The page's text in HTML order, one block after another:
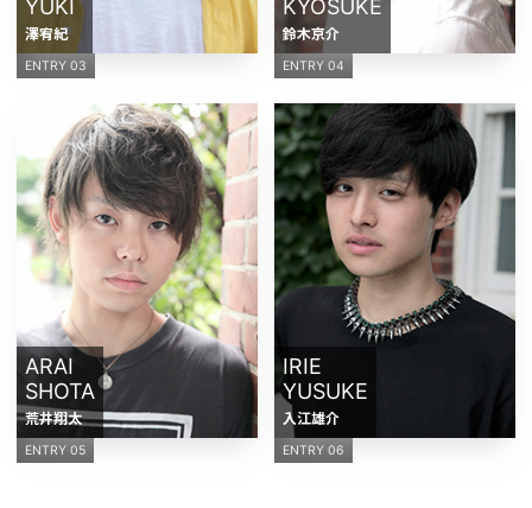
YUKI
澤宥紀
ENTRY 03
KYOSUKE
鈴木京介
ENTRY 04
ARAI
SHOTA
荒井翔太
ENTRY 05
IRIE
YUSUKE
入江雄介
ENTRY 06